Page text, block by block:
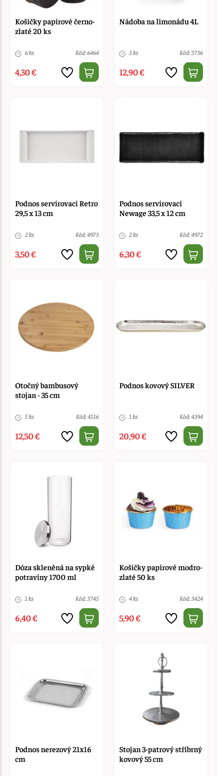
Košíčky papírové černo-
zlaté 20 ks
6 ks Kód: 6464
4,30 €
Nádoba na limonádu 4L
3 ks Kód: 5736
12,90 €
Podnos servírovací Retro
29,5 x 13 cm
2 ks Kód: 4973
3,50 €
Podnos servírovací
Newage 33,5 x 12 cm
2 ks Kód: 4972
6,30 €
Otočný bambusový
stojan - 35 cm
5 ks Kód: 4516
12,50 €
Podnos kovový SILVER
1 ks Kód: 4394
20,90 €
Dóza skleněná na sypké
potraviny 1700 ml
1 ks Kód: 3745
6,40 €
Košíčky papírové modro-
zlaté 50 ks
4 ks Kód: 3424
5,90 €
Podnos nerezový 21x16
cm
Stojan 3-patrový stříbrný
kovový 55 cm